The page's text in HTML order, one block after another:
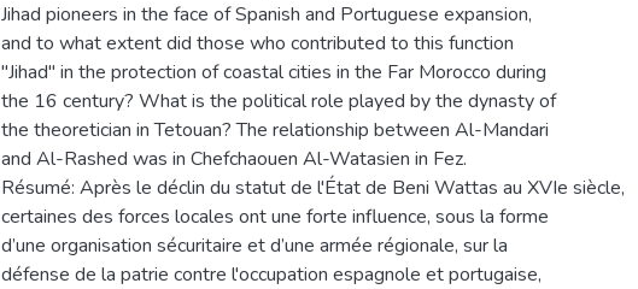
Jihad pioneers in the face of Spanish and Portuguese expansion,
and to what extent did those who contributed to this function
"Jihad" in the protection of coastal cities in the Far Morocco during
the 16 century? What is the political role played by the dynasty of
the theoretician in Tetouan? The relationship between Al-Mandari
and Al-Rashed was in Chefchaouen Al-Watasien in Fez.
Résumé: Après le déclin du statut de l'État de Beni Wattas au XVIe siècle,
certaines des forces locales ont une forte influence, sous la forme
d’une organisation sécuritaire et d’une armée régionale, sur la
défense de la patrie contre l'occupation espagnole et portugaise,